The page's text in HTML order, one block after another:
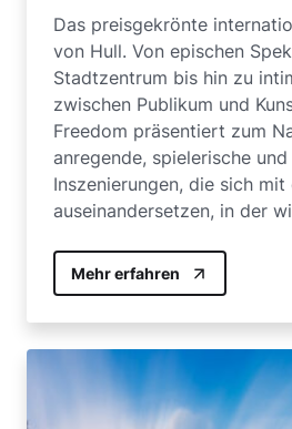
Das preisgekrönte
von Hull. Von epischen
Stadtzentrum bis hin zu
zwischen Publikum und
Freedom präsentiert zum
anregende, spielerische
Inszenierungen, die sich mit
auseinandersetzen, in der
Mehr erfahren